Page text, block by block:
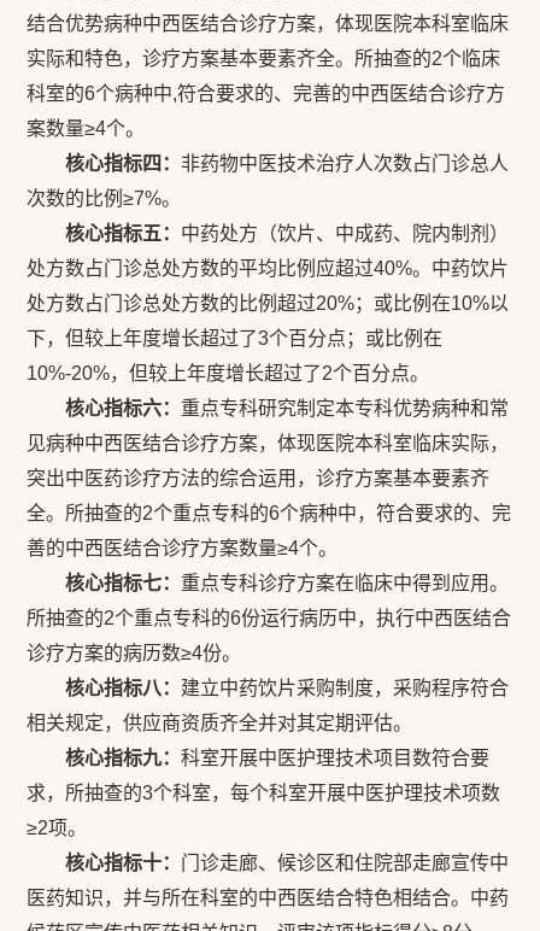
结合优势病种中西医结合诊疗方案，体现医院本科室临床
实际和特色，诊疗方案基本要素齐全。所抽查的2个临床
科室的6个病种中,符合要求的、完善的中西医结合诊疗方
案数量≥4个。
核心指标四： 非药物中医技术治疗人次数占门诊总人
次数的比例≥7%。
核心指标五： 中药处方（饮片、中成药、院内制剂）
处方数占门诊总处方数的平均比例应超过40%。中药饮片
处方数占门诊总处方数的比例超过20%；或比例在10%以
下，但较上年度增长超过了3个百分点；或比例在
10%-20%，但较上年度增长超过了2个百分点。
核心指标六： 重点专科研究制定本专科优势病种和常
见病种中西医结合诊疗方案，体现医院本科室临床实际，
突出中医药诊疗方法的综合运用，诊疗方案基本要素齐
全。所抽查的2个重点专科的6个病种中，符合要求的、完
善的中西医结合诊疗方案数量≥4个。
核心指标七： 重点专科诊疗方案在临床中得到应用。
所抽查的2个重点专科的6份运行病历中，执行中西医结合
诊疗方案的病历数≥4份。
核心指标八： 建立中药饮片采购制度，采购程序符合
相关规定，供应商资质齐全并对其定期评估。
核心指标九：科室开展中医护理技术项目数符合要
求，所抽查的3个科室，每个科室开展中医护理技术项数
≥2项。
核心指标十： 门诊走廊、候诊区和住院部走廊宣传中
医药知识，并与所在科室的中西医结合特色相结合。中药